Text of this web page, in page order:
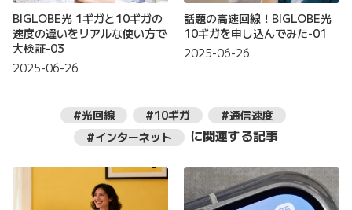
BIGLOBE光 1ギガと10ギガの
速度の違いをリアルな使い方で
大検証-03
2025-06-26
話題の高速回線！BIGLOBE光
10ギガを申し込んでみた-01
2025-06-26
#光回線 #10ギガ
#通信速度
#インターネット
に関連する記事